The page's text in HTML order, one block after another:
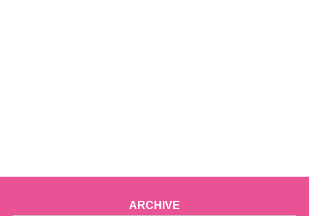
ARCHIVE